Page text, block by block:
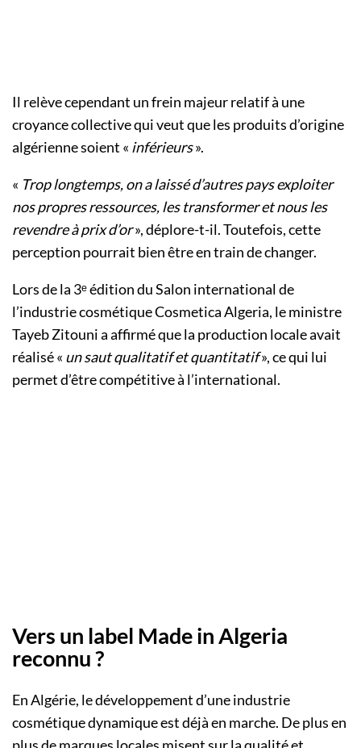
Il relève cependant un frein majeur relatif à une
croyance collective qui veut que les produits d’origine
algérienne soient « inférieurs».
« Trop longtemps, on a laissé d’autres pays exploiter
nos propres ressources, les transformer et nous les
revendre à prix d’or», déplore-t-il. Toutefois, cette
perception pourrait bien être en train de changer.
Lors de la 3ᵉ édition du Salon international de
l’industrie cosmétique Cosmetica Algeria, le ministre
Tayeb Zitouni a affirmé que la production locale avait
réalisé « un saut qualitatif et quantitatif», ce qui lui
permet d’être compétitive à l’international.
Vers un label Made in Algeria
reconnu ?
En Algérie, le développement d’une industrie
cosmétique dynamique est déjà en marche. De plus en
plus de marques locales misent sur la qualité et